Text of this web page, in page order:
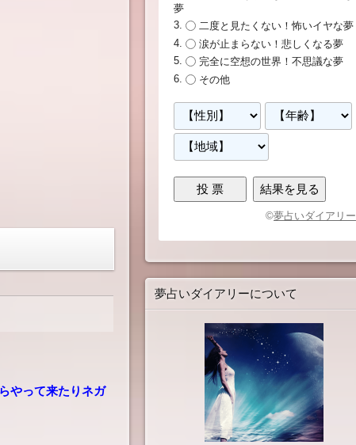
やって来たりネガ
夢
二度と見たくない！怖いイヤな夢
涙が止まらない！悲しくなる夢
完全に空想の世界！不思議な夢
その他
©夢占いダイアリー
夢占いダイアリーについて